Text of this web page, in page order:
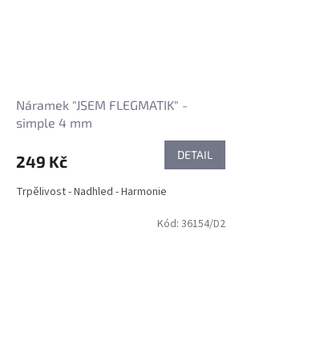
Náramek "JSEM FLEGMATIK" -
simple 4 mm
249 Kč DETAIL
Trpělivost - Nadhled - Harmonie
Kód: 36154/D2